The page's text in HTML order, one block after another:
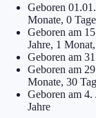
Geboren
Monate, 0 Tage
Geboren am
Jahre, 1
Geboren am
Geboren am
Monate, 30
Geboren am
Jahre